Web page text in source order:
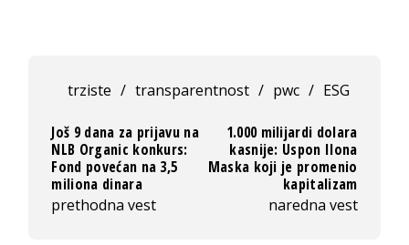
trziste / transparentnost / pwc / ESG
Još 9 dana za prijavu na
NLB Organic konkurs:
Fond povećan na 3,5
miliona dinara
prethodna vest
1.000 milijardi dolara
kasnije: Uspon Ilona
Maska koji je promenio
kapitalizam
naredna vest